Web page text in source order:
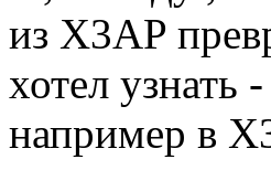
из X3AP
хотел узнать
например в